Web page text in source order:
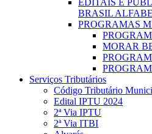
EDITAIS E
BRASIL
PROGRAMAS
MORAR
Serviços Tributários
Código Tributário
Edital IPTU 2024
2ª Via IPTU
2ª Via ITBI